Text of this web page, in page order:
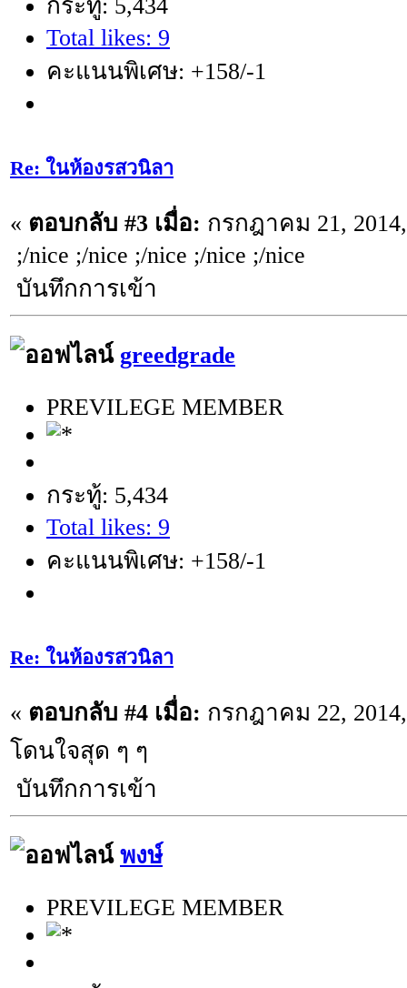
กระทู้: 5,434
Total likes: 9
คะแนนพิเศษ: +158/-1
Re: ในห้องรสวนิลา
« ตอบกลับ #3 เมื่อ: กรกฎาคม 21,
;/nice ;/nice ;/nice ;/nice ;/nice
บันทึกการเข้า
greedgrade
PREVILEGE MEMBER
กระทู้: 5,434
Total likes: 9
คะแนนพิเศษ: +158/-1
Re: ในห้องรสวนิลา
« ตอบกลับ #4 เมื่อ: กรกฎาคม 22,
โดนใจสุด ๆ ๆ
บันทึกการเข้า
พงษ์
PREVILEGE MEMBER